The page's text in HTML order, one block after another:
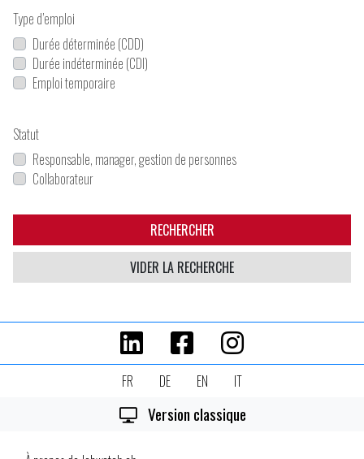
Type d’emploi
Durée déterminée (CDD)
Durée indéterminée (CDI)
Emploi temporaire
Statut
Responsable, manager, gestion de personnes
Collaborateur
RECHERCHER
VIDER LA RECHERCHE
FR DE EN IT
Version classique